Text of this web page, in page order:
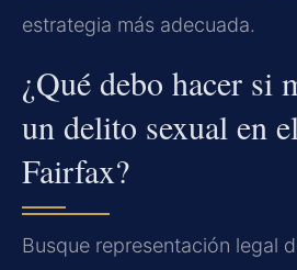
estrategia más adecuada.
¿Qué debo hacer si
un delito sexual en
Fairfax?
Busque representación legal